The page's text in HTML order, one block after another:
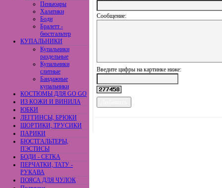
Пеньюары
Халатики
Боди
Бралетт -
бюстгальтер
КУПАЛЬНИКИ
Купальники
раздельные
Купальники
слитные
Бандажные
купальники
КОСТЮМЫ ДЛЯ GO GO
ИЗ КОЖИ И ВИНИЛА
ЮБКИ
ЛЕГГИНСЫ, БРЮКИ
ШОРТИКИ, ТРУСИКИ
ПАРИКИ
БЮСТГАЛЬТЕРЫ,
ПЭСТИСЫ
БОДИ - СЕТКА
ПЕРЧАТКИ, ТАТУ -
РУКАВА
ПОЯСА ДЛЯ ЧУЛОК
Сообщение:
Введите цифры на картинке ниже: